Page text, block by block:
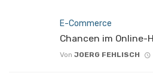
E-Commerce
Chancen im Online-
Von JOERG FEHLISCH